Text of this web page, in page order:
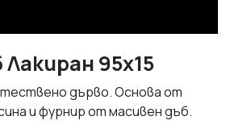
95х15
дърво. Основа от
и фурнир от масивен дъб.